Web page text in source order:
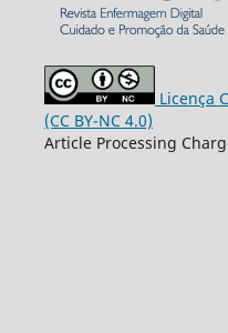
Licença
(CC BY-NC 4.0)
Article Processing